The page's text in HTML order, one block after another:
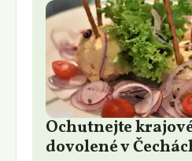
Ochutnejte
dovolené v